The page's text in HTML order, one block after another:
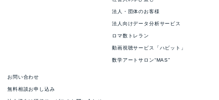
法人・団体のお客様
法人向けデータ分析サービス
ロマ数トレラン
動画視聴サービス「ハビット」
数学アートサロン“MAS”
お問い合わせ
無料相談お申し込み